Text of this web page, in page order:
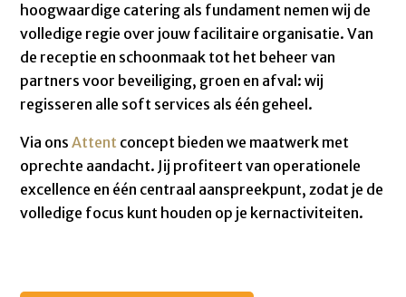
hoogwaardige catering als fundament nemen wij de
volledige regie over jouw facilitaire organisatie. Van
de receptie en schoonmaak tot het beheer van
partners voor beveiliging, groen en afval: wij
regisseren alle soft services als één geheel.
Via onsAttent concept bieden we maatwerk met
oprechte aandacht. Jij profiteert van operationele
excellence en één centraal aanspreekpunt, zodat je de
volledige focus kunt houden op je kernactiviteiten.